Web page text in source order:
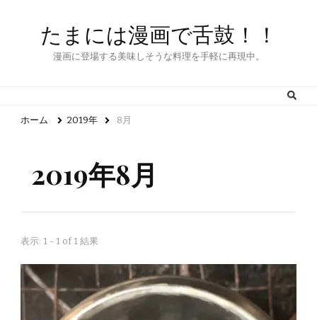
たまには漫画で舌鼓！！
漫画に登場する美味しそうな料理を手軽に再現中。
ホーム 2019年 8月
2019年8月
表示: 1 - 1 of 1 結果